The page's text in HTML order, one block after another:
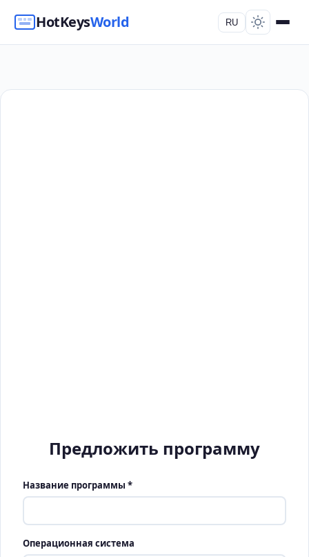
HotKeysWorld RU
Предложить программу
Название программы *
Операционная система